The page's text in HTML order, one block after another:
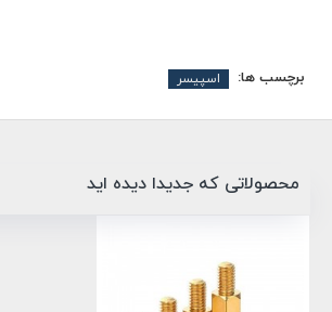
برچسب ها: اسپیسر
محصولاتی که جدیدا دیده اید